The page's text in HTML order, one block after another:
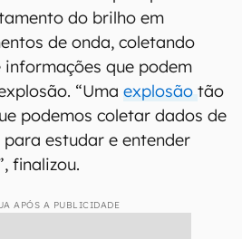
do brilho em
de onda, coletando
que podem
“Uma explosão tão
podemos coletar dados de
estudar e entender
finalizou.
APÓS A PUBLICIDADE